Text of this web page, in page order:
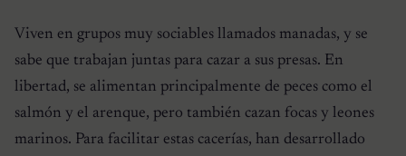
Viven en grupos muy sociables llamados manadas, y se
sabe que trabajan juntas para cazar a sus presas. En
libertad, se alimentan principalmente de peces como el
salmón y el arenque, pero también cazan focas y leones
marinos. Para facilitar estas cacerías, han desarrollado